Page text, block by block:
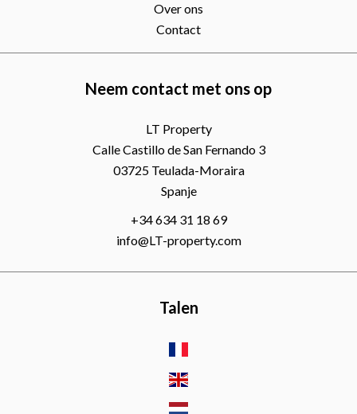
Over ons
Contact
Neem contact met ons op
LT Property
Calle Castillo de San Fernando 3
03725Teulada-Moraira
Spanje
+34 634 31 18 69
info@LT-property.com
Talen